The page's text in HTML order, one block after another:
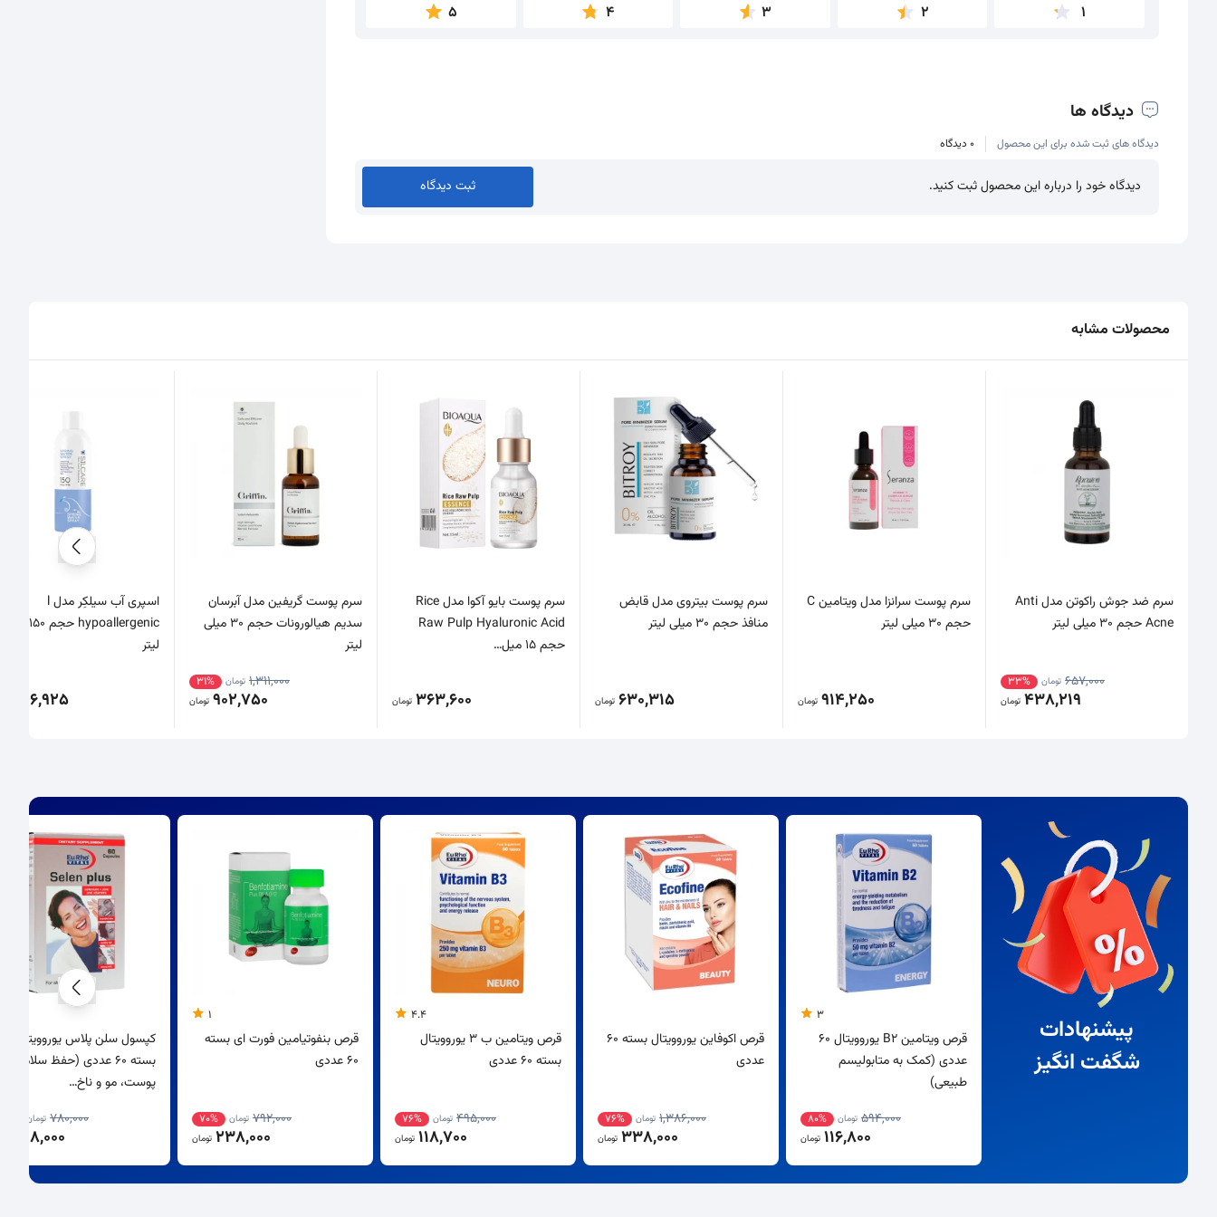
1
2
3
4
5
دیدگاه ها
دیدگاه های ثبت شده برای این محصول 0 دیدگاه
دیدگاه خود را درباره این محصول ثبت کنید. ثبت دیدگاه
محصولات مشابه
سرم ضد جوش راکوتن مدل Anti
Acne حجم 30 میلی لیتر
657,000 تومان 33%
438,219 تومان
سرم پوست سرانزا مدل ویتامین C
حجم 30 میلی لیتر
914,250 تومان
سرم پوست بیتروی مدل قابض
منافذ حجم 30 میلی لیتر
630,315 تومان
سرم پوست بایو آکوا مدل Rice
Raw Pulp Hyaluronic Acid
حجم 15 میل…
363,600 تومان
سرم پوست گریفین مدل آبرسان
سدیم هیالورونات حجم 30 میلی
لیتر
1,311,000 تومان 31%
902,750 تومان
اسپری آب سیلکِر مدل l
لیتر
746,925
پیشنهادات
شگفت انگیز
3
قرص ویتامین B2 یوروویتال 60
عددی (کمک به متابولیسم
طبیعی)
594,000 تومان 80%
116,800 تومان
قرص اکوفاین یوروویتال بسته 60
عددی
1,386,000 تومان 76%
338,000 تومان
4.4
قرص ویتامین ب 3 یوروویتال
بسته 60 عددی
495,000 تومان 76%
118,700 تومان
1
قرص بنفوتیامین فورت ای بسته
60 عددی
792,000 تومان 70%
238,000 تومان
کپسول سلن پلاس یوروویتال
بسته 60 عددی (حفظ سلامت
پوست، مو و ناخ…
780,000 تومان
298,000